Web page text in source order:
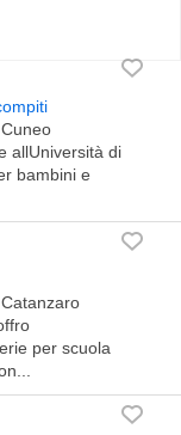
allUniversità di
bambini e
per scuola